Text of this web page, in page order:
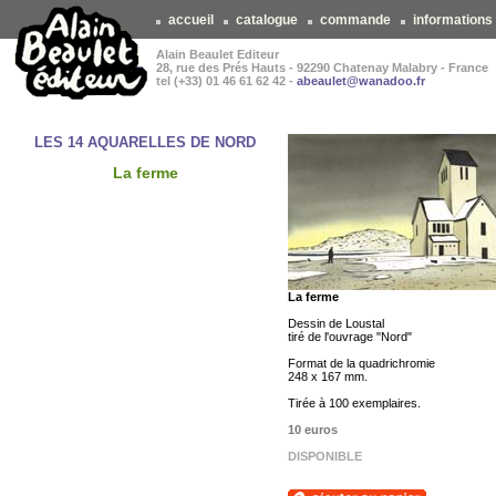
accueil catalogue commande informations
Alain Beaulet Editeur
28, rue des Prés Hauts - 92290 Chatenay Malabry - France
tel (+33) 01 46 61 62 42 - abeaulet@wanadoo.fr
LES 14 AQUARELLES DE NORD
La ferme
La ferme
Dessin de Loustal
tiré de l'ouvrage "Nord"
Format de la quadrichromie
248 x 167 mm.
Tirée à 100 exemplaires.
10 euros
DISPONIBLE